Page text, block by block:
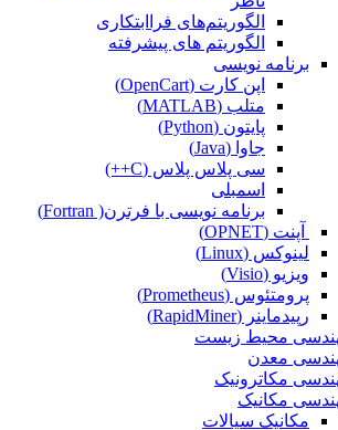
الگوریتم‌های فراابتکاری
الگوریتم های پیشرفته
برنامه نویسی
اپن کارت (OpenCart)
متلب (MATLAB)
پایتون (Python)
جاوا (Java)
سی پلاس پلاس (C++)
اسمبلی
برنامه نویسی با فرترن( Fortran)
آپنت (OPNET)
لینوکس (Linux)
ویزیو (Visio)
پرومتئوس (Prometheus)
رپیدماینر (RapidMiner)
محیط زیست
معدن
مکاترونیک
مکانیک
مکانیک سیالات